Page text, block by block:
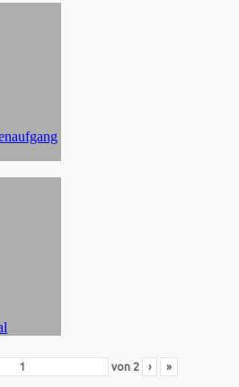
von 2 › »